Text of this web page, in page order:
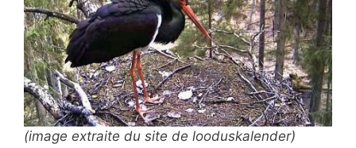
(image extraite du site de looduskalender)